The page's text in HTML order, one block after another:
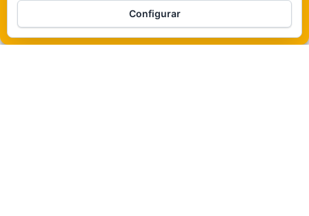
Política de cookies
WordPress |Tema:
Configurar